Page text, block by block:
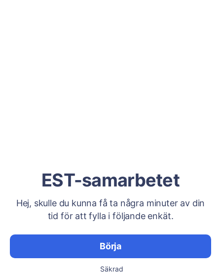
EST-samarbetet
Hej, skulle du kunna få ta några minuter av din
tid för att fylla i följande enkät.
Börja
Säkrad